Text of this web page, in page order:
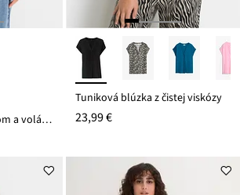
Tričko s dlhým rukávom a volánmi
Tuniková blúzka z čistej viskózy
23,99 €